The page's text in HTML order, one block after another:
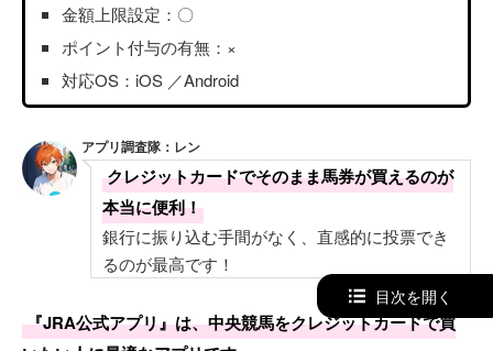
金額上限設定：〇
ポイント付与の有無：×
対応OS：iOS ／Android
アプリ調査隊：レン
クレジットカードでそのまま馬券が買えるのが
本当に便利！
銀行に振り込む手間がなく、直感的に投票でき
るのが最高です！
『JRA公式アプリ』は、中央競馬をクレジットカードで買
目次を開く